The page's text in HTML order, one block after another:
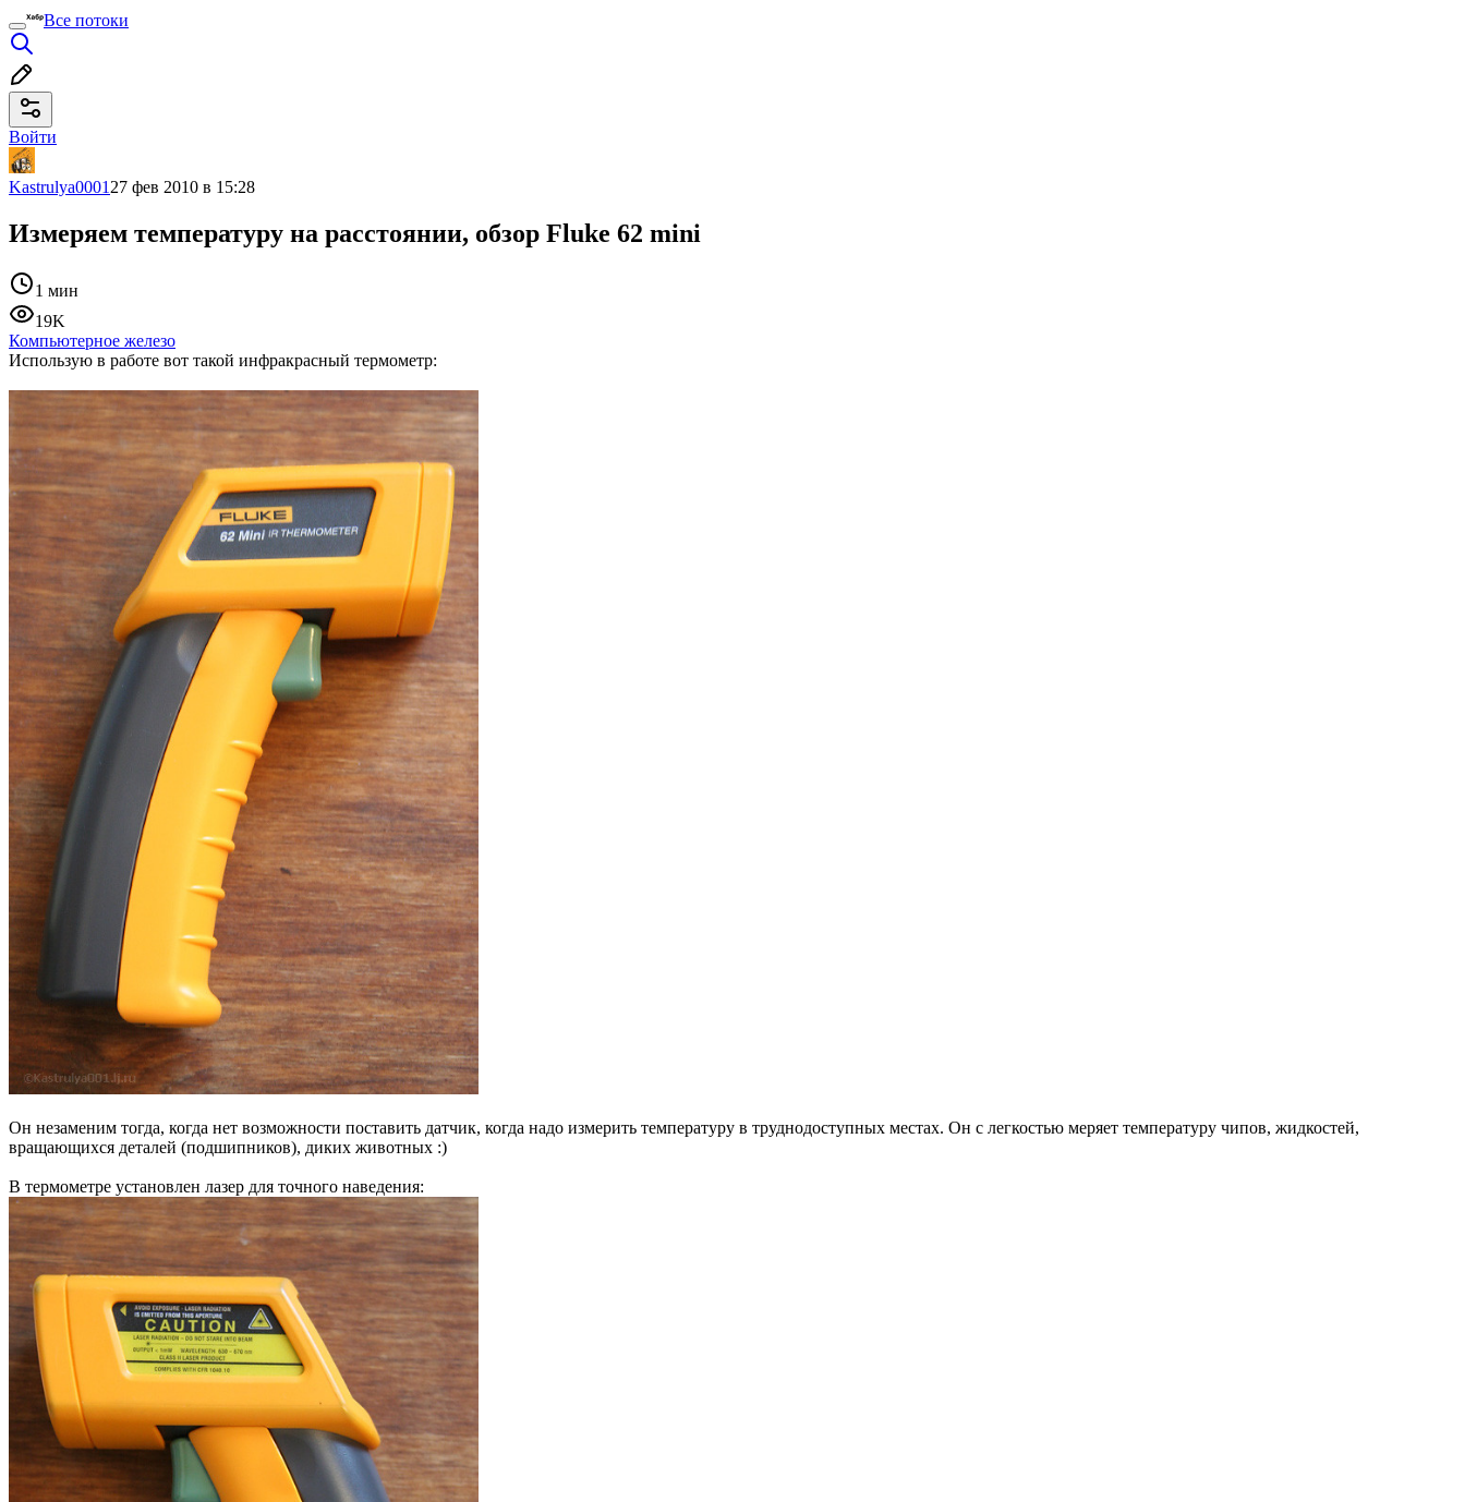
Все потоки
Войти
Kastrulya0001 27 фев 2010 в 15:28
Измеряем температуру на расстоянии, обзор Fluke 62 mini
1 мин
19K
Компьютерное железо
Использую в работе вот такой инфракрасный термометр:
Он незаменим тогда, когда нет возможности поставить датчик, когда надо измерить температуру в труднодоступных местах. Он с легкостью меряет температуру чипов, жидкостей,
вращающихся деталей (подшипников), диких животных :)
В термометре установлен лазер для точного наведения: